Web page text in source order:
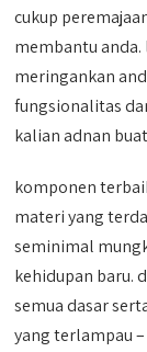
cukup
membantu anda.
meringankan
fungsionalitas
kalian adnan
komponen
materi yang
seminimal
kehidupan baru.
semua dasar
yang terlampau –